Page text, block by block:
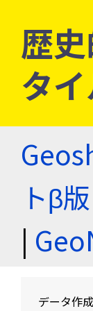
歴
タ
トβ版
|
データ作